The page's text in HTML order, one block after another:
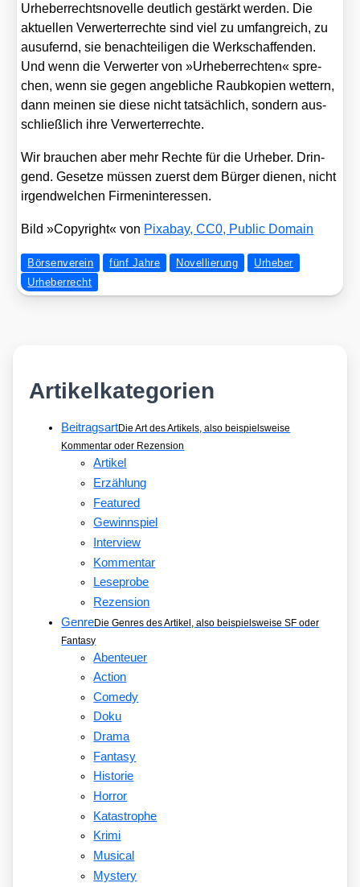
Urhe­ber­rechts­no­vel­le deut­lich gestärkt wer­den. Die
aktu­el­len Ver­wer­ter­rech­te sind viel zu umfang­reich, zu
aus­ufernd, sie benach­tei­li­gen die Werk­schaf­fen­den.
Und wenn die Ver­wer­ter von »Urhe­ber­rech­ten« spre­
chen, wenn sie gegen angeb­li­che Raub­ko­pien wet­tern,
dann mei­nen sie die­se nicht tat­säch­lich, son­dern aus­
schließ­lich ihre Ver­wer­ter­rech­te.
Wir brau­chen aber mehr Rech­te für die Urhe­ber. Drin­
gend. Geset­ze müs­sen zuerst dem Bür­ger die­nen, nicht
irgend­wel­chen Fir­men­in­ter­es­sen.
Bild »Copy­right« von Pix­a­bay, CC0, Public Domain
Börsenverein fünf Jahre Novellierung
Urheber
Urheberrecht
Artikelkategorien
BeitragsartDie Art des Artikels, also beispielsweise
Kommentar oder Rezension
Artikel
Erzählung
Featured
Gewinnspiel
Interview
Kommentar
Leseprobe
Rezension
GenreDie Genres des Artikel, also beispielsweise SF oder
Fantasy
Abenteuer
Action
Comedy
Doku
Drama
Fantasy
Historie
Horror
Katastrophe
Krimi
Musical
Mystery